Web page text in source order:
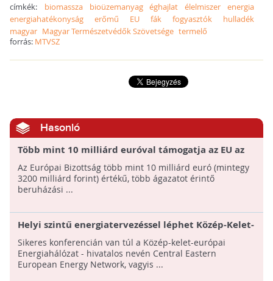
címkék: biomassza bioüzemanyag éghajlat élelmiszer
energia
energiahatékonyság
erőmű EU fák fogyasztók
hulladék
magyar Magyar Természetvédők Szövetsége termelő
forrás: MTVSZ
Hasonló
Több mint 10 milliárd euróval támogatja az EU az
innovatív, tiszta technológiai fejlesztéseket
Az Európai Bizottság több mint 10 milliárd euró (mintegy
3200 milliárd forint) értékű, több ágazatot érintő
beruházási ...
Helyi szintű energiatervezéssel léphet Közép-Kelet-
Európa a fenntarthatóság útjára
Sikeres konferencián van túl a Közép-kelet-európai
Energiahálózat - hivatalos nevén Central Eastern
European Energy Network, vagyis ...